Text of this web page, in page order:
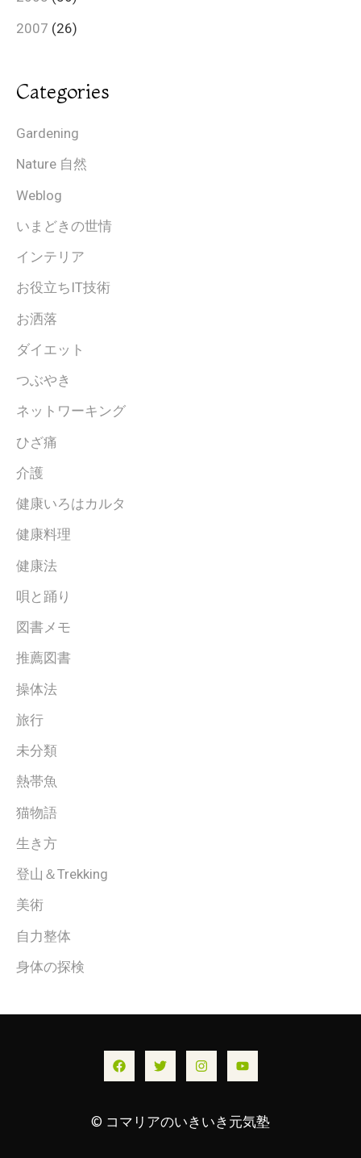
2007 (26)
Categories
Gardening
Nature 自然
Weblog
いまどきの世情
インテリア
お役立ちIT技術
お洒落
ダイエット
つぶやき
ネットワーキング
ひざ痛
介護
健康いろはカルタ
健康料理
健康法
唄と踊り
図書メモ
推薦図書
操体法
旅行
未分類
熱帯魚
猫物語
生き方
登山＆Trekking
美術
自力整体
身体の探検
© コマリアのいきいき元気塾